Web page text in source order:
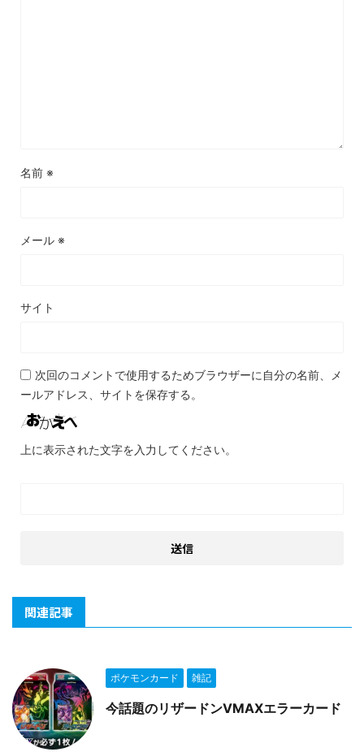
名前 ※
メール ※
サイト
次回のコメントで使用するためブラウザーに自分の名前、メ
ールアドレス、サイトを保存する。
上に表示された文字を入力してください。
関連記事
ポケモンカード 雑記
今話題のリザードンVMAXエラーカード